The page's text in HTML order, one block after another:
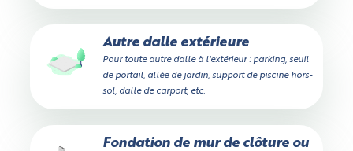
Autre dalle extérieure
Pour toute autre dalle à l'extérieur : parking, seuil
de portail, allée de jardin, support de piscine hors-
sol, dalle de carport, etc.
Fondation de mur de clôture ou